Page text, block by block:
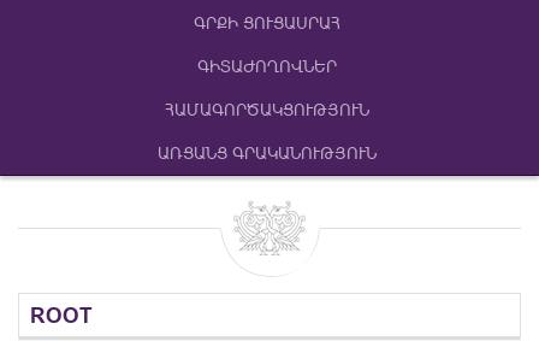
ԳՐՔԻ ՑՈՒՑԱՍՐԱՀ
ԳԻՏԱԺՈՂՈՎՆԵՐ
ՀԱՄԱԳՈՐԾԱԿՑՈՒԹՅՈՒՆ
ԱՌՑԱՆՑ ԳՐԱԿԱՆՈՒԹՅՈՒՆ
ROOT